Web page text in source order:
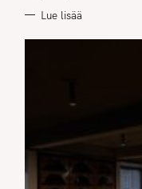
Lue lisää